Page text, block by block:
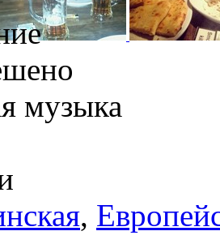
музыка
,